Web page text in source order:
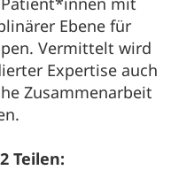
Ebene für
Vermittelt wird
Expertise auch
Zusammenarbeit
Teilen: